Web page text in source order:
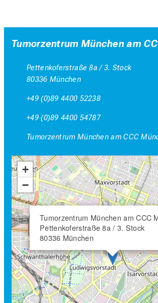
Tumorzentrum München am
Pettenkoferstraße 8a / 3. Stock
80336 München
+49 (0)89 4400 52238
+49 (0)89 4400 54787
Tumorzentrum München am CCC
Tumorzentrum München am CCC
Pettenkoferstraße 8a / 3. Stock
80336 München
+
−